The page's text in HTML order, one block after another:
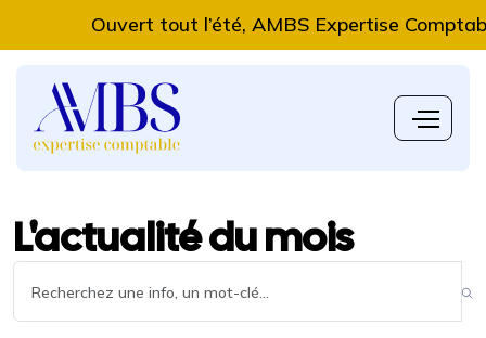
Ouvert tout l’été, AMBS Expertise Comptable
L'actualité du mois